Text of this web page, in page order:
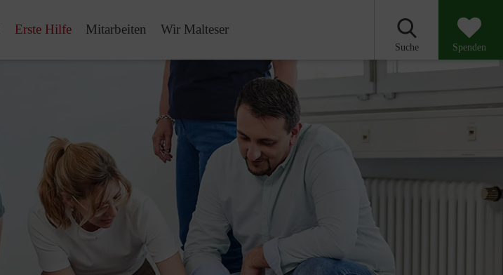
Erste Hilfe Mitarbeiten Wir Malteser
Suche Spenden